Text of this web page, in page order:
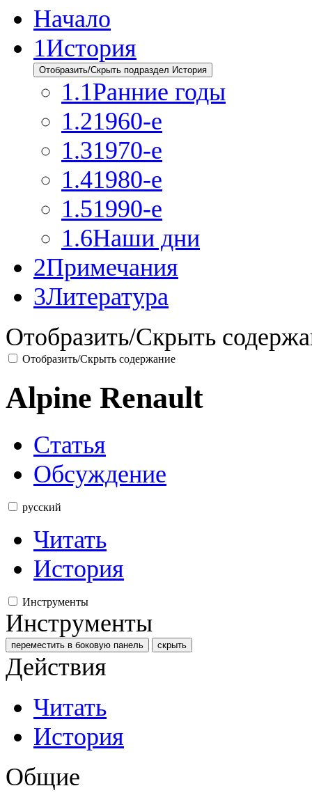
Начало
1История
Отобразить/Скрыть подраздел История
1.1Ранние годы
1.21960-e
1.31970-е
1.41980-e
1.51990-е
1.6Наши дни
2Примечания
3Литература
Отобразить/Скрыть
Отобразить/Скрыть содержание
Alpine Renault
Статья
Обсуждение
русский
Читать
История
Инструменты
Инструменты
переместить в боковую панель скрыть
Действия
Читать
История
Общие